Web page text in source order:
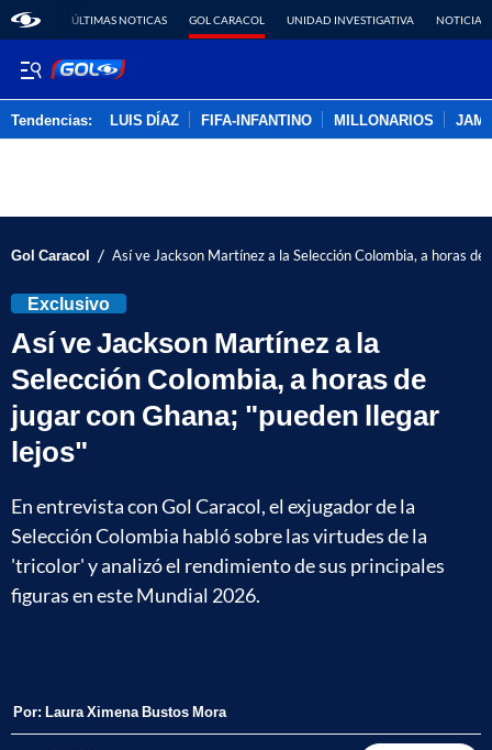
ÚLTIMAS NOTICAS GOL CARACOL UNIDAD INVESTIGATIVA NOTICIAS
Tendencias: LUIS DÍAZ FIFA-INFANTINO MILLONARIOS
Gol Caracol / Así ve Jackson Martínez a la Selección Colombia, a horas
Exclusivo
Así ve Jackson Martínez a la
Selección Colombia, a horas de
jugar con Ghana; "pueden llegar
lejos"
En entrevista con Gol Caracol, el exjugador de la
Selección Colombia habló sobre las virtudes de la
'tricolor' y analizó el rendimiento de sus principales
figuras en este Mundial 2026.
Por: Laura Ximena Bustos Mora